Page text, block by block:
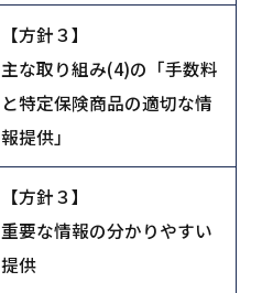
【方針３】
主な取り組み(4)の「手数料
と特定保険商品の適切な情
報提供」
【方針３】
重要な情報の分かりやすい
提供